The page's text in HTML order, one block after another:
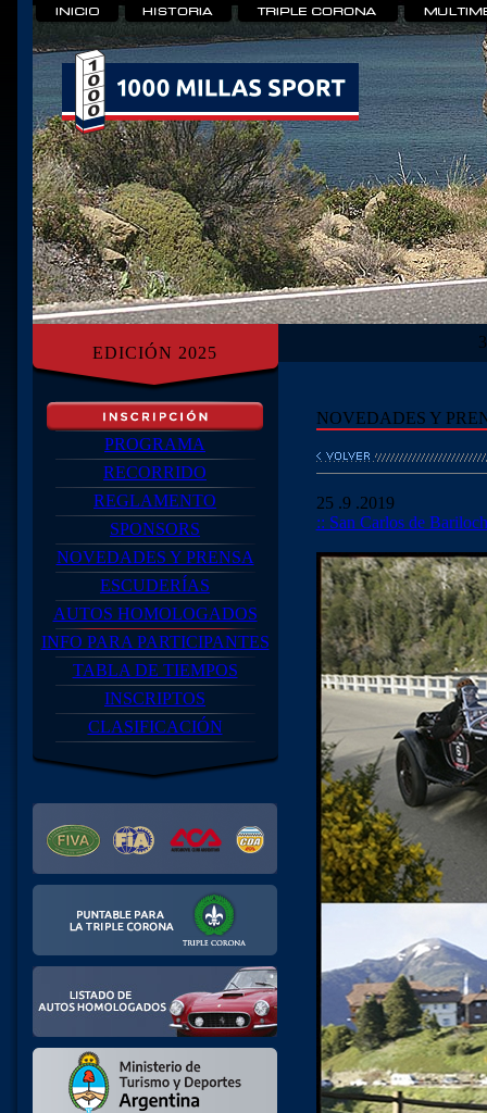
EDICIÓN 2025
PROGRAMA
RECORRIDO
REGLAMENTO
SPONSORS
NOVEDADES Y PRENSA
ESCUDERÍAS
AUTOS HOMOLOGADOS
INFO PARA PARTICIPANTES
TABLA DE TIEMPOS
INSCRIPTOS
CLASIFICACIÓN
NOVEDADES Y
25 .9 .2019
:: San Carlos de